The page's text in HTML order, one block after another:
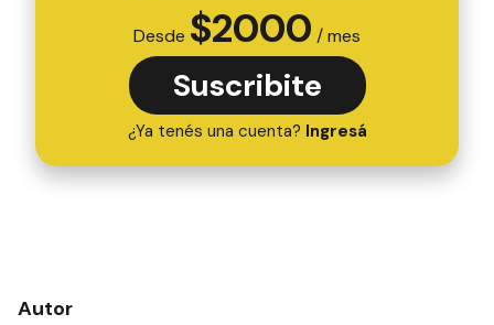
Desde $2000 / mes
Suscribite
¿Ya tenés una cuenta? Ingresá
Autor